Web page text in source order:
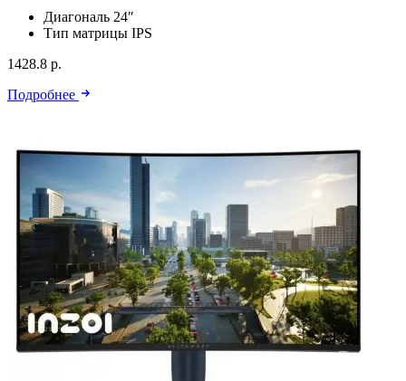
Диагональ 24″
Тип матрицы IPS
1428.8 р.
Подробнее